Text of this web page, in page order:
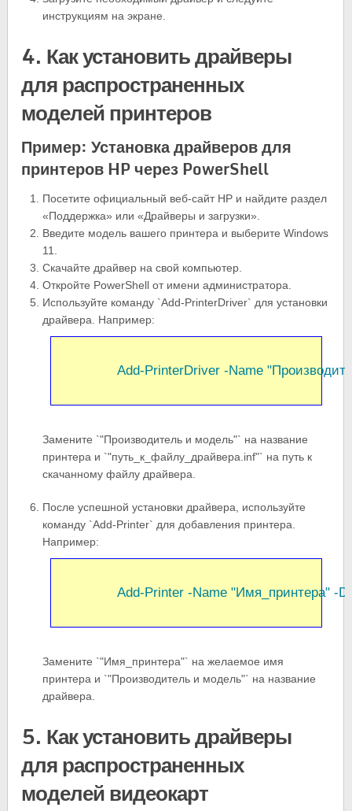
инструкциям на экране.
4. Как установить драйверы
для распространенных
моделей принтеров
Пример: Установка драйверов для
принтеров HP через PowerShell
Посетите официальный веб-сайт HP и найдите раздел
«Поддержка» или «Драйверы и загрузки».
Введите модель вашего принтера и выберите Windows
11.
Скачайте драйвер на свой компьютер.
Откройте PowerShell от имени администратора.
Используйте команду `Add-PrinterDriver` для установки
драйвера. Например:
Add-PrinterDriver -Name
Замените `"Производитель и модель"` на название
принтера и `"путь_к_файлу_драйвера.inf"` на путь к
скачанному файлу драйвера.
После успешной установки драйвера, используйте
команду `Add-Printer` для добавления принтера.
Например:
Add-Printer -Name
Замените `"Имя_принтера"` на желаемое имя
принтера и `"Производитель и модель"` на название
драйвера.
5. Как установить драйверы
для распространенных
моделей видеокарт